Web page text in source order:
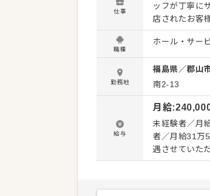
仕事
ッフが丁寧にサポ
店されたお客
ッティング、
雑時のホール全体のフォロー・
魚介を使用し
司を、おもてなし
輩スタッフの
候補としてのキャリアアップも
間近で感じら
職種
ホール・サー
勤務地
福島県／郡山
南2-13
給与
月給:
未経験者／月
者／月給31万5000円～ ・賞与年2回(規定有)・昇給、各
遇させていた
用・研修期間